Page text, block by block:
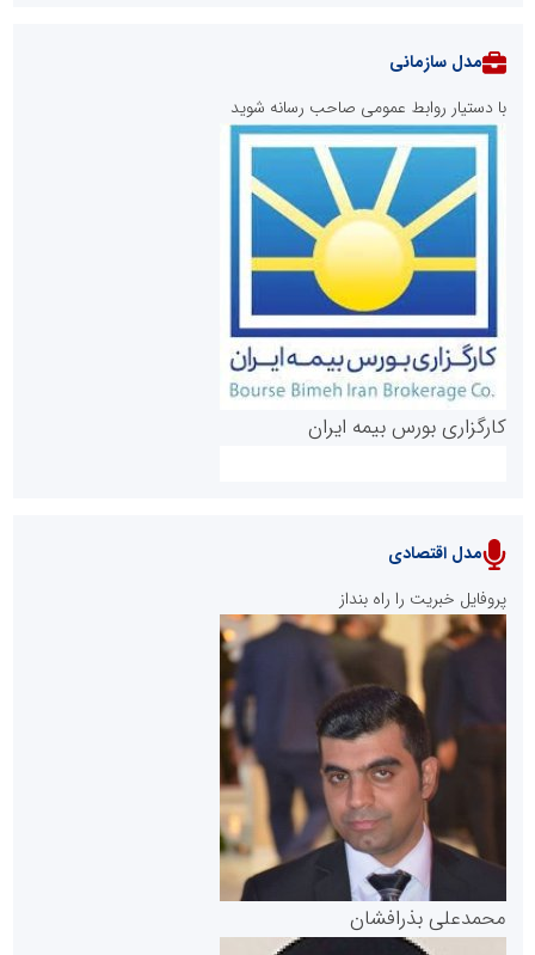
روابط عمومی خبرگزاری گزارش خبر
پایگاه خبری نهضت ملی مسکن
پایگاه خبری گفتمان یزد
مدل سازمانی
با دستیار روابط عمومی صاحب رسانه شوید
کارگزاری بورس بیمه ایران
سازمان بورس و اوراق بهادار
مرجع اخبار موثق در بازارسرمایه
مدل اقتصادی
پروفایل خبریت را راه بنداز
محمدعلی بذرافشان